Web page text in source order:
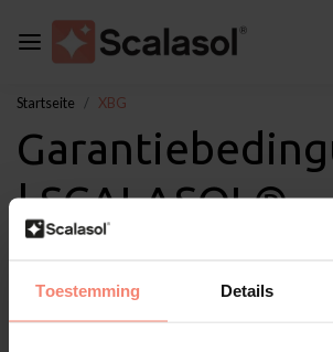
Toestemming Details
Startseite XBG
| SCALASOL®
XBG